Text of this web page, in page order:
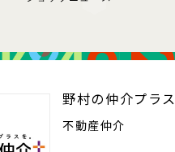
野村の仲介プラス
不動産仲介